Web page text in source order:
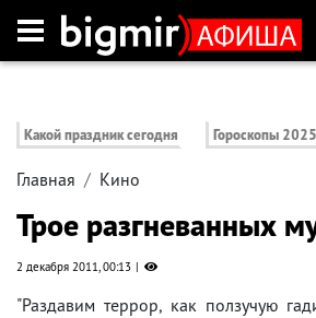
Какой праздник сегодня Гороскопы 2025
Главная Кино
Трое разгневанных
2 декабря 2011, 00:13
"Раздавим террор, как ползучую